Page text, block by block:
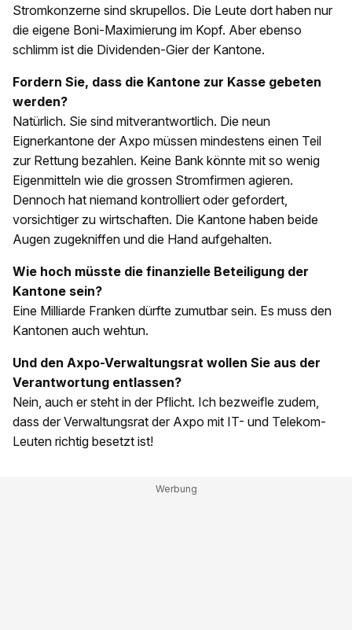
Stromkonzerne sind skrupellos. Die Leute dort haben nur
die eigene Boni-Maximierung im Kopf. Aber ebenso
schlimm ist die Dividenden-Gier der Kantone.
Fordern Sie, dass die Kantone zur Kasse gebeten
werden?
Natürlich. Sie sind mitverantwortlich. Die neun
Eignerkantone der Axpo müssen mindestens einen Teil
zur Rettung bezahlen. Keine Bank könnte mit so wenig
Eigenmitteln wie die grossen Stromfirmen agieren.
Dennoch hat niemand kontrolliert oder gefordert,
vorsichtiger zu wirtschaften. Die Kantone haben beide
Augen zugekniffen und die Hand aufgehalten.
Wie hoch müsste die finanzielle Beteiligung der
Kantone sein?
Eine Milliarde Franken dürfte zumutbar sein. Es muss den
Kantonen auch wehtun.
Und den Axpo-Verwaltungsrat wollen Sie aus der
Verantwortung entlassen?
Nein, auch er steht in der Pflicht. Ich bezweifle zudem,
dass der Verwaltungsrat der Axpo mit IT- und Telekom-
Leuten richtig besetzt ist!